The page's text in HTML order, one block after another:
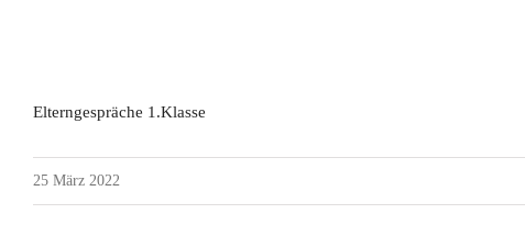
Elterngespräche 1.Klasse
25 März 2022